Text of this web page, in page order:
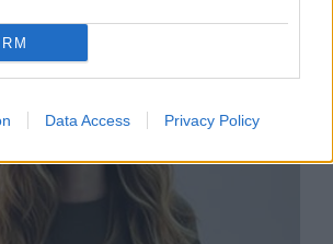
Data Access Privacy Policy